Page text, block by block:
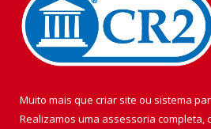
Muito mais que criar site ou sistema
Realizamos uma assessoria completa,